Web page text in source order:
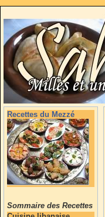
Recettes du Mezzé
Sommaire des Recettes